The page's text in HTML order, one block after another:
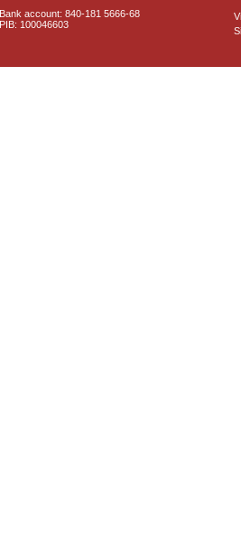
Bank account: 840-181 5666-68
PIB: 100046603